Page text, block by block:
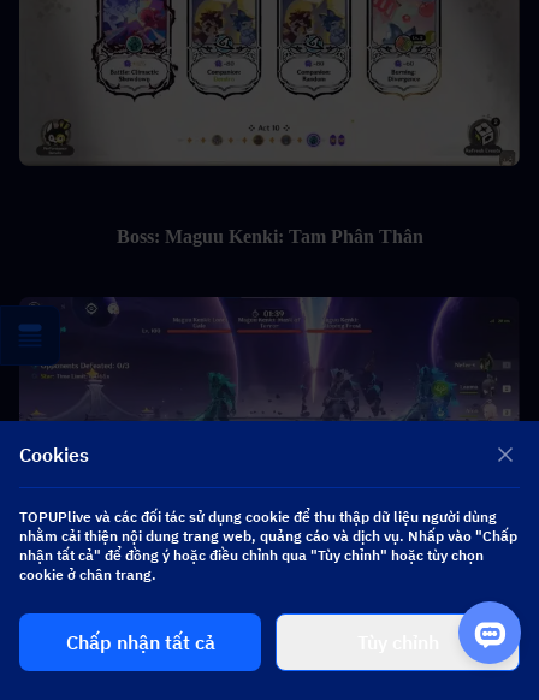
Boss: Maguu Kenki: Tam Phân Thân
Tập trung vào việc gom quái.
Nếu boss tung chiêu lan rộng, hãy
đứng gần mặt nạ.
Cookies
TOPUPlive và các đối tác sử dụng cookie để thu thập dữ liệu người dùng
nhằm cải thiện nội dung trang web, quảng cáo và dịch vụ. Nhấp vào "Chấp
nhận tất cả" để đồng ý hoặc điều chỉnh qua "Tùy chỉnh" hoặc tùy chọn
cookie ở chân trang.
Chấp nhận tất cả